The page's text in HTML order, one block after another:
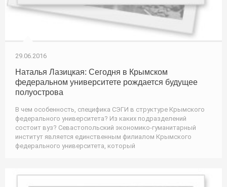
29.06.2016
Наталья Лазицкая: Сегодня в Крымском
федеральном университете рождается будущее
полуострова
В чем особенность, специфика СЭГИ в структуре Крымского
федерального университета? Из каких подразделений
состоит вуз? Севастопольский экономико-гуманитарный
институт является единственным филиалом Крымского
федерального университета, который